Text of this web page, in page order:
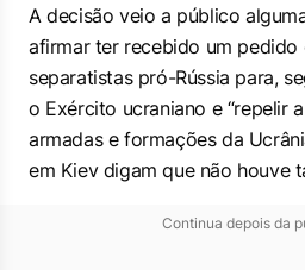
A decisão veio a público
afirmar ter recebido um pedido
separatistas pró-Rússia para,
o Exército ucraniano e “repelir
armadas e formações da
em Kiev digam que não houve
Continua depois da